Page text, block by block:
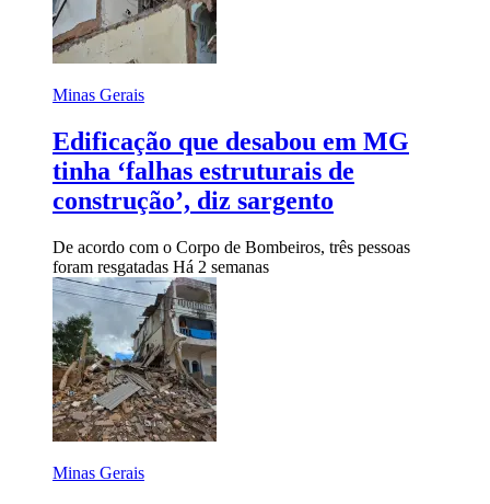
Minas Gerais
Edificação que desabou em MG
tinha ‘falhas estruturais de
construção’, diz sargento
De acordo com o Corpo de Bombeiros, três pessoas
foram resgatadas Há 2 semanas
Minas Gerais